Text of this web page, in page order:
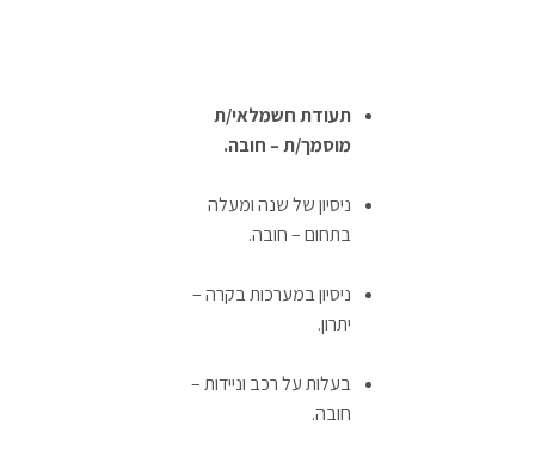
תעודת חשמלאי/ת
מוסמך/ת – חובה.
ניסיון של שנה ומעלה
בתחום – חובה.
ניסיון במערכות בקרה –
יתרון.
בעלות על רכב וניידות –
חובה.